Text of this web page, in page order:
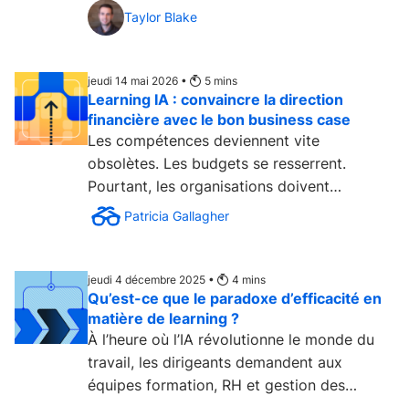
dans la...Taylor Blake
jeudi 14 mai 2026 • 5 mins
Learning IA : convaincre la direction
financière avec le bon business case
Les compétences deviennent vite
obsolètes. Les budgets se resserrent.
Pourtant, les organisations doivent
continuer à développer de nouvelles...
Patricia Gallagher
jeudi 4 décembre 2025 • 4 mins
Qu’est-ce que le paradoxe d’efficacité en
matière de learning ?
À l’heure où l’IA révolutionne le monde du
travail, les dirigeants demandent aux
équipes formation, RH et gestion des